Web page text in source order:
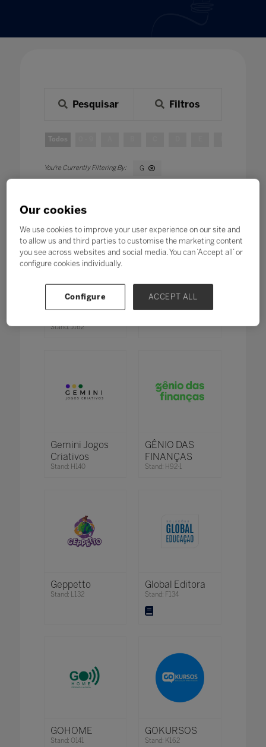
Pesquisar Filtros
Todos
G
GD-Tseng
Enterprise Co.
Stand: J162
GEEKIE
Gemini Jogos
Criativos
Stand: H140
GÊNIO DAS
FINANÇAS
Stand: H92-1
Geppetto
Stand: L132
Global Editora
Stand: F134
GOHOME
Stand: O141
GOKURSOS
Stand: K162
Our cookies
We use cookies to improve your user experience on our site and
to allow us and third parties to customise the marketing content
you see across websites and social media. You can ‘Accept all’ or
configure cookies individually.
Configure ACCEPT ALL